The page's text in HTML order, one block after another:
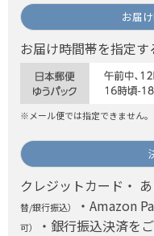
お届
お届け時間帯を指定す
※メール便では指定できません。
クレジットカード・
替/銀行振込）
・Amazon
可）
・銀行振込決済を